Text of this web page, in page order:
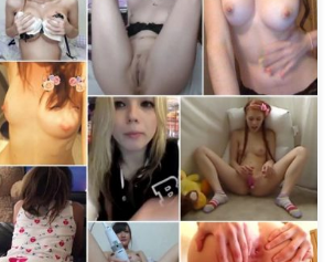
Videos: Total Size: Resolution: 720×1280 Daofile:
MB westream_24.rar – 356.4 MB
MB westream_26.rar – 381.3 MB
MB westream_28.rar – 522.4 MB